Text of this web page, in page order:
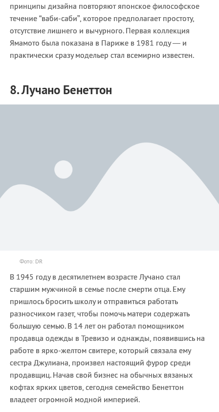
принципы дизайна повторяют японское философское
течение “ваби-саби”, которое предполагает простоту,
отсутствие лишнего и вычурного. Первая коллекция
Ямамото была показана в Париже в 1981 году — и
практически сразу модельер стал всемирно известен.
8. Лучано Бенеттон
Фото: DR
В 1945 году в десятилетнем возрасте Лучано стал
старшим мужчиной в семье после смерти отца. Ему
пришлось бросить школу и отправиться работать
разносчиком газет, чтобы помочь матери содержать
большую семью. В 14 лет он работал помощником
продавца одежды в Тревизо и однажды, появившись на
работе в ярко-желтом свитере, который связала ему
сестра Джулиана, произвел настоящий фурор среди
продавщиц. Начав свой бизнес на обычных вязаных
кофтах ярких цветов, сегодня семейство Бенеттон
владеет огромной модной империей.